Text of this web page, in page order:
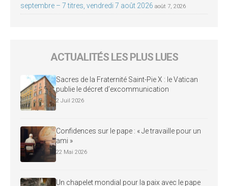
septembre – 7 titres, vendredi 7 août 2026 août 7, 2026
ACTUALITÉS LES PLUS LUES
Sacres de la Fraternité Saint-Pie X : le Vatican
publie le décret d’excommunication
2 Juil 2026
Confidences sur le pape : « Je travaille pour un
ami »
22 Mai 2026
Un chapelet mondial pour la paix avec le pape